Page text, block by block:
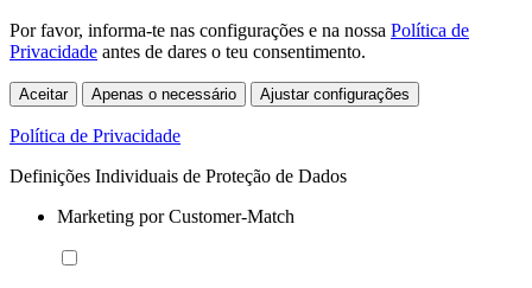
Por favor, informa-te nas configurações e na nossa Política de
Privacidade antes de dares o teu consentimento.
Aceitar Apenas o necessário Ajustar configurações
Política de Privacidade
Definições Individuais de Proteção de Dados
Marketing por Customer-Match